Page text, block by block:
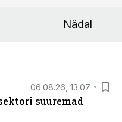
Nädal
06.08.26, 13:07
suuremad